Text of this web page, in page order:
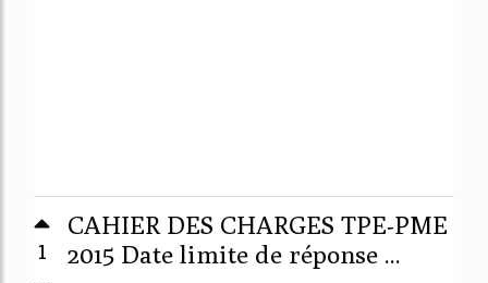
1
CAHIER DES CHARGES TPE-PME
2015 Date limite de réponse ...